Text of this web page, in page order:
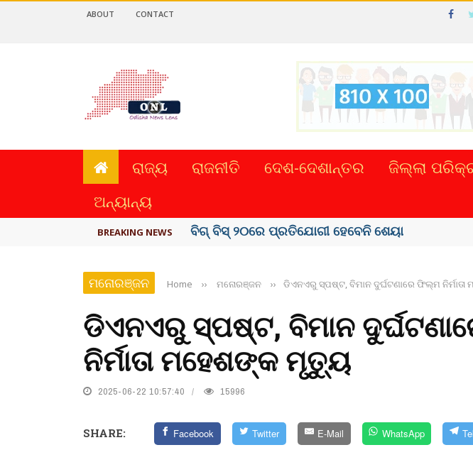
ABOUT CONTACT
ରାଜ୍ୟ ରାଜନୀତି ଦେଶ-ଦେଶାନ୍ତର ଜିଲ୍ଲା
ଅନ୍ୟାନ୍ୟ
BREAKING NEWS ଅମରନାଥ ଯାତ୍ରା ସ୍ଥଗିତ
ମନୋରଞ୍ଜନ Home ›› ମନୋରଞ୍ଜନ ›› ଡିଏନଏରୁ ସ୍ପଷ୍ଟ, ବିମାନ ଦୁର୍ଘଟଣାରେ ଫିଲ୍ମ
ଡିଏନଏରୁ ସ୍ପଷ୍ଟ, ବିମାନ
ନିର୍ମାତା ମହେଶଙ୍କ ମୃତ୍ୟୁ
2025-06-22 10:57:40 15996
SHARE: Facebook Twitter E-Mail WhatsApp